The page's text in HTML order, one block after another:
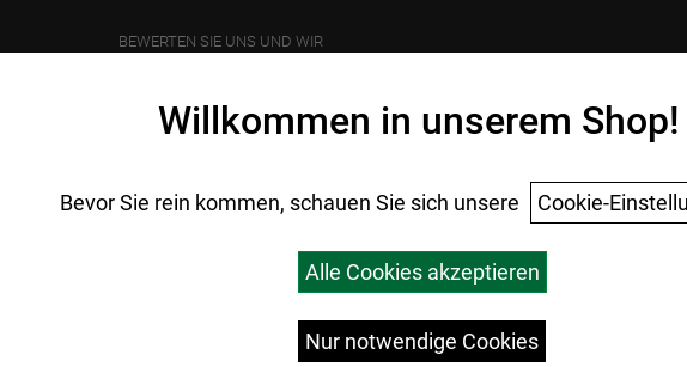
BEWERTEN SIE UNS UND WIR
Willkommen in unserem Shop!
Bevor Sie rein kommen, schauen Sie sich unsere Cookie-
Alle Cookies akzeptieren
Nur notwendige Cookies